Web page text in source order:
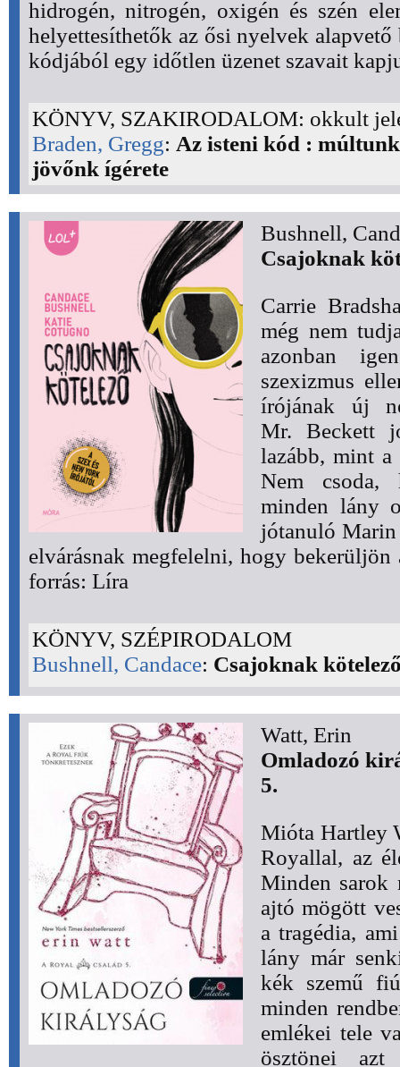
hidrogén, nitrogén, oxigén és szén
helyettesíthetők az ősi nyelvek
kódjából egy időtlen üzenet szavait
KÖNYV, SZAKIRODALOM: okkult
Braden, Gregg: Az isteni kód :
jövőnk ígérete
Bushnell,
Csajoknak
Carrie
még nem
azonban
szexizmus
írójának új
Mr. Beckett
lazább, mint a
Nem csoda,
minden lány
jótanuló
elvárásnak megfelelni, hogy bekerüljön
forrás: Líra
KÖNYV, SZÉPIRODALOM
Bushnell, Candace: Csajoknak
Watt, Erin
Omladozó
5.
Mióta Hartley
Royallal, az
Minden sarok
ajtó mögött
a tragédia,
lány már
kék szemű
minden
emlékei tele
ösztönei